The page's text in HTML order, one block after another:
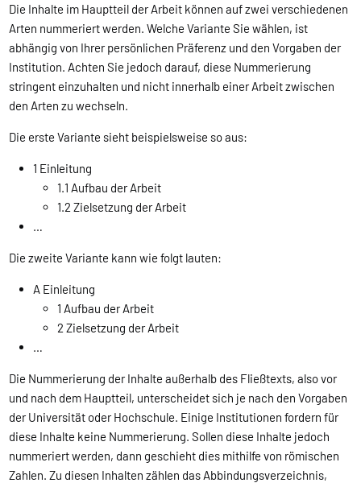
Die Inhalte im Hauptteil der Arbeit können auf zwei verschiedenen
Arten nummeriert werden. Welche Variante Sie wählen, ist
abhängig von Ihrer persönlichen Präferenz und den Vorgaben der
Institution. Achten Sie jedoch darauf, diese Nummerierung
stringent einzuhalten und nicht innerhalb einer Arbeit zwischen
den Arten zu wechseln.
Die erste Variante sieht beispielsweise so aus:
1 Einleitung
1.1 Aufbau der Arbeit
1.2 Zielsetzung der Arbeit
…
Die zweite Variante kann wie folgt lauten:
A Einleitung
1 Aufbau der Arbeit
2 Zielsetzung der Arbeit
…
Die Nummerierung der Inhalte außerhalb des Fließtexts, also vor
und nach dem Hauptteil, unterscheidet sich je nach den Vorgaben
der Universität oder Hochschule. Einige Institutionen fordern für
diese Inhalte keine Nummerierung. Sollen diese Inhalte jedoch
nummeriert werden, dann geschieht dies mithilfe von römischen
Zahlen. Zu diesen Inhalten zählen das Abbindungsverzeichnis,